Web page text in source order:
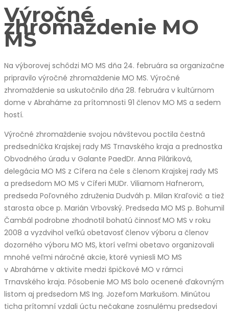
Výročné
zhromaždenie MO
MS
Na výborovej schôdzi MO MS dňa 24. februára sa organizačne
pripravilo výročné zhromaždenie MO MS. Výročné
zhromaždenie sa uskutočnilo dňa 28. februára v kultúrnom
dome v Abraháme za prítomnosti 91 členov MO MS a sedem
hostí.
Výročné zhromaždenie svojou návštevou poctila čestná
predsedníčka Krajskej rady MS Trnavského kraja a prednostka
Obvodného úradu v Galante PaedDr. Anna Piláriková,
delegácia MO MS z Cífera na čele s členom Krajskej rady MS
a predsedom MO MS v Cíferi MUDr. Viliamom Hafnerom,
predseda Poľovného združenia Dudváh p. Milan Kraľovič a tiež
starosta obce p. Marián Vrbovský. Predseda MO MS p. Bohumil
Čambál podrobne zhodnotil bohatú činnosť MO MS v roku
2008 a vyzdvihol veľkú obetavosť členov výboru a členov
dozorného výboru MO MS, ktorí veľmi obetavo organizovali
mnohé veľmi náročné akcie, ktoré vyniesli MO MS
v Abraháme v aktivite medzi špičkové MO v rámci
Trnavského kraja. Pôsobenie MO MS bolo ocenené ďakovným
listom aj predsedom MS Ing. Jozefom Markušom. Minútou
ticha prítomní vzdali úctu nečakane zosnulému predsedovi